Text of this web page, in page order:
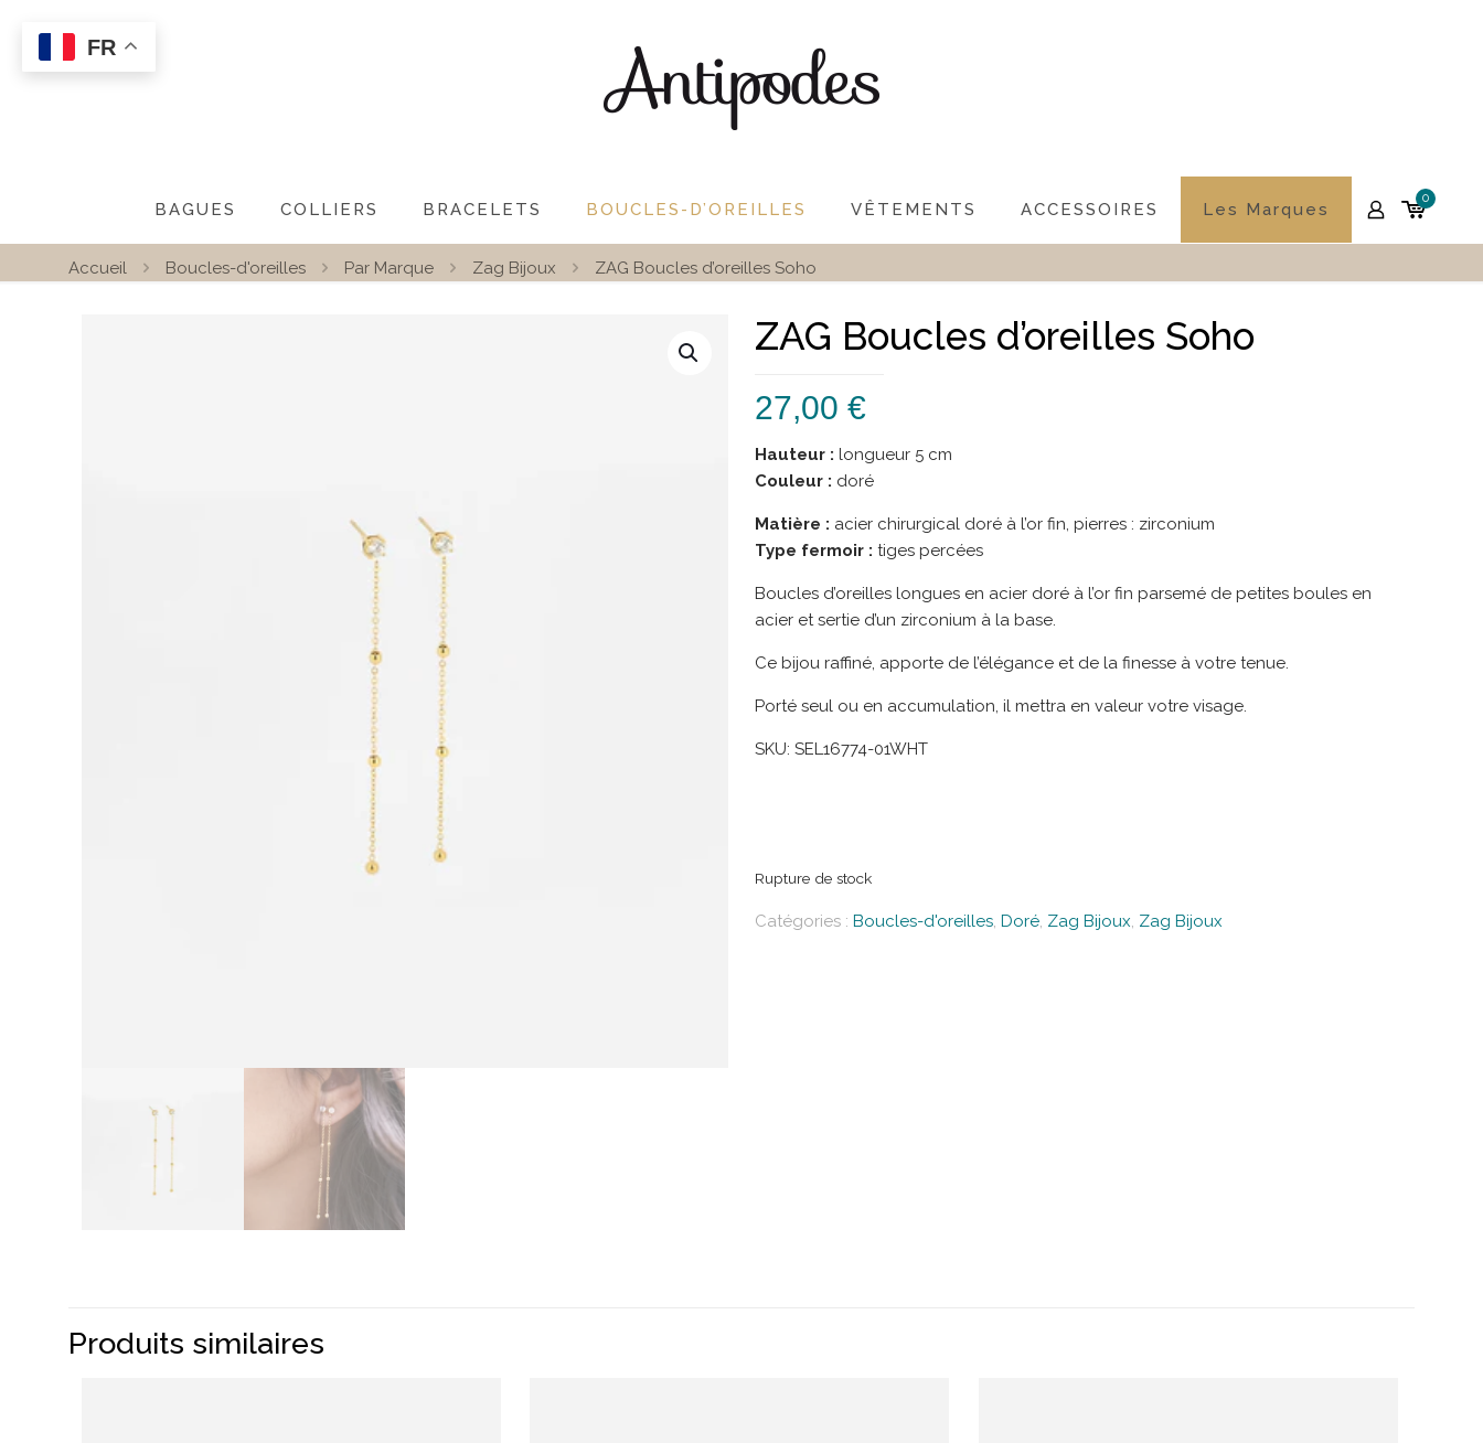
BAGUES COLLIERS BRACELETS BOUCLES-D’OREILLES VÊTEMENTS ACCESSOIRES Les Marques
0
Accueil Boucles-d'oreilles Par Marque Zag Bijoux ZAG Boucles d’oreilles Soho
ZAG Boucles d’oreilles Soho
27,00 €
Hauteur : longueur 5 cm
Couleur : doré
Matière : acier chirurgical doré à l’or fin, pierres : zirconium
Type fermoir : tiges percées
Boucles d’oreilles longues en acier doré à l’or fin parsemé de petites boules en
acier et sertie d’un zirconium à la base.
Ce bijou raffiné, apporte de l’élégance et de la finesse à votre tenue.
Porté seul ou en accumulation, il mettra en valeur votre visage.
SKU: SEL16774-01WHT
Rupture de stock
Catégories : Boucles-d'oreilles, Doré, Zag Bijoux, Zag Bijoux
Produits similaires
FR